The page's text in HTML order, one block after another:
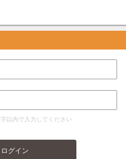
以内で入力してください
ログイン